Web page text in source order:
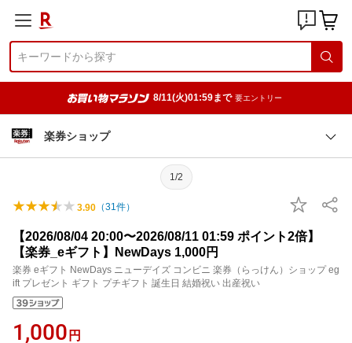
8/11(火)01:59まで 要エントリー
楽券ショップ
1/2
3.90 （31件）
【2026/08/04 20:00〜2026/08/11 01:59 ポイント2倍】
【楽券_eギフト】NewDays 1,000円
楽券 eギフト NewDays ニューデイズ コンビニ 楽券（らっけん）ショップ eg
ift プレゼント ギフト プチギフト 誕生日 結婚祝い 出産祝い
1,000 円